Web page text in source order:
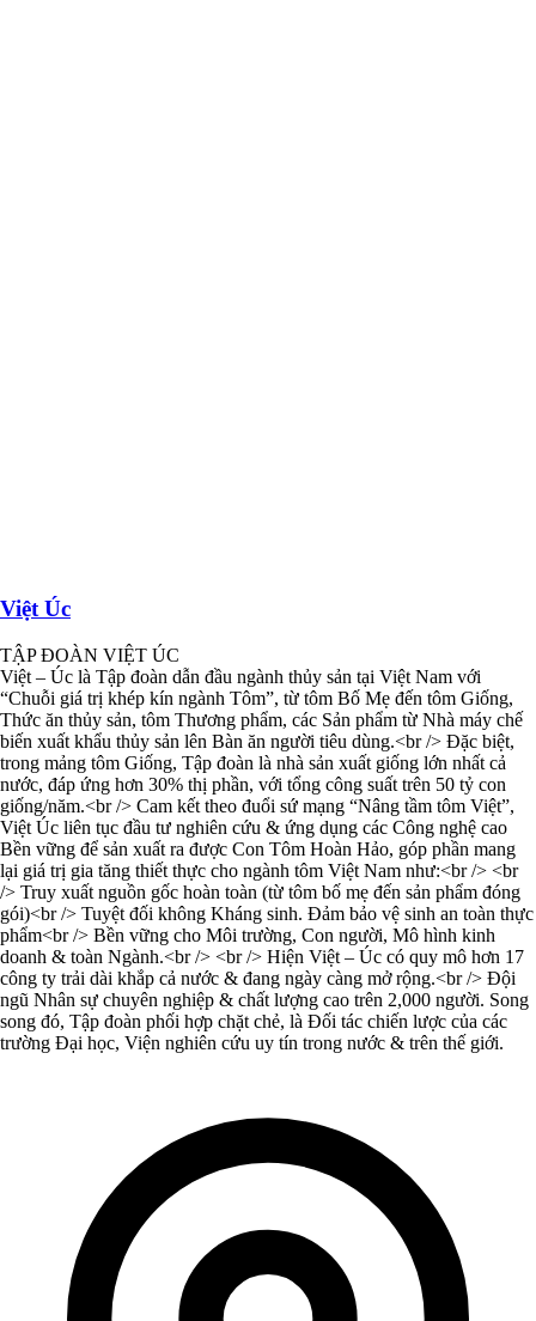
Việt Úc
TẬP ĐOÀN VIỆT ÚC
Việt – Úc là Tập đoàn dẫn đầu ngành thủy sản tại Việt Nam với
“Chuỗi giá trị khép kín ngành Tôm”, từ tôm Bố Mẹ đến tôm Giống,
Thức ăn thủy sản, tôm Thương phẩm, các Sản phẩm từ Nhà máy chế
biến xuất khẩu thủy sản lên Bàn ăn người tiêu dùng.<br /> Đặc biệt,
trong mảng tôm Giống, Tập đoàn là nhà sản xuất giống lớn nhất cả
nước, đáp ứng hơn 30% thị phần, với tổng công suất trên 50 tỷ con
giống/năm.<br /> Cam kết theo đuổi sứ mạng “Nâng tầm tôm Việt”,
Việt Úc liên tục đầu tư nghiên cứu & ứng dụng các Công nghệ cao
Bền vững để sản xuất ra được Con Tôm Hoàn Hảo, góp phần mang
lại giá trị gia tăng thiết thực cho ngành tôm Việt Nam như:<br /> <br
/> Truy xuất nguồn gốc hoàn toàn (từ tôm bố mẹ đến sản phẩm đóng
gói)<br /> Tuyệt đối không Kháng sinh. Đảm bảo vệ sinh an toàn thực
phẩm<br /> Bền vững cho Môi trường, Con người, Mô hình kinh
doanh & toàn Ngành.<br /> <br /> Hiện Việt – Úc có quy mô hơn 17
công ty trải dài khắp cả nước & đang ngày càng mở rộng.<br /> Đội
ngũ Nhân sự chuyên nghiệp & chất lượng cao trên 2,000 người. Song
song đó, Tập đoàn phối hợp chặt chẻ, là Đối tác chiến lược của các
trường Đại học, Viện nghiên cứu uy tín trong nước & trên thế giới.